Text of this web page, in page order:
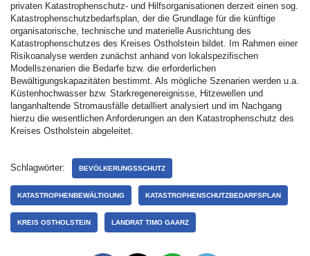
privaten Katastrophenschutz- und Hilfsorganisationen derzeit einen sog.
Katastrophenschutzbedarfsplan, der die Grundlage für die künftige
organisatorische, technische und materielle Ausrichtung des
Katastrophenschutzes des Kreises Ostholstein bildet. Im Rahmen einer
Risikoanalyse werden zunächst anhand von lokalspezifischen
Modellszenarien die Bedarfe bzw. die erforderlichen
Bewältigungskapazitäten bestimmt. Als mögliche Szenarien werden u.a.
Küstenhochwasser bzw. Starkregenereignisse, Hitzewellen und
langanhaltende Stromausfälle detailliert analysiert und im Nachgang
hierzu die wesentlichen Anforderungen an den Katastrophenschutz des
Kreises Ostholstein abgeleitet.
Schlagwörter: BEVÖLKERUNGSSCHUTZ
KATASTROPHENBEWÄLTIGUNG KATASTROPHENSCHUTZBEDARFSPLAN
KREIS OSTHOLSTEIN LANDRAT TIMO GAARZ